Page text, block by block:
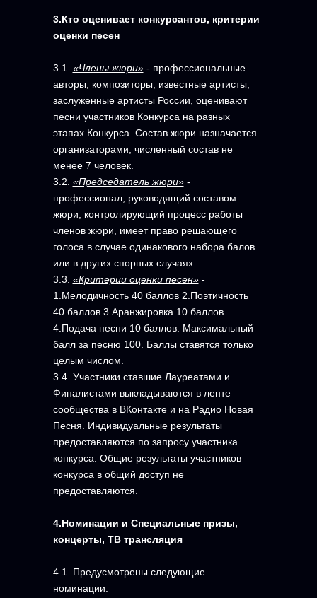
3.Кто оценивает конкурсантов, критерии
оценки песен
3.1. «Члены жюри»- профессиональные
авторы, композиторы, известные артисты,
заслуженные артисты России, оценивают
песни участников Конкурса на разных
этапах Конкурса. Состав жюри назначается
организаторами, численный состав не
менее 7 человек.
3.2. «Председатель жюри»-
профессионал, руководящий составом
жюри, контролирующий процесс работы
членов жюри, имеет право решающего
голоса в случае одинакового набора балов
или в других спорных случаях.
3.3. «Критерии оценки песен»-
1.Мелодичность 40 баллов 2.Поэтичность
40 баллов 3.Аранжировка 10 баллов
4.Подача песни 10 баллов. Максимальный
балл за песню 100. Баллы ставятся только
целым числом.
3.4. Участники ставшие Лауреатами и
Финалистами выкладываются в ленте
сообщества в ВКонтакте и на Радио Новая
Песня. Индивидуальные результаты
предоставляются по запросу участника
конкурса. Общие результаты участников
конкурса в общий доступ не
предоставляются.
4.Номинации и Специальные призы,
концерты, ТВ трансляция
4.1. Предусмотрены следующие
номинации: